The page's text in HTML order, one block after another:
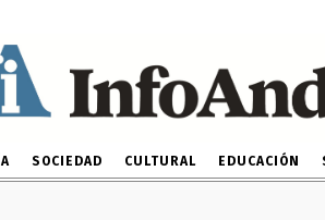
SOCIEDAD CULTURAL EDUCACIÓN